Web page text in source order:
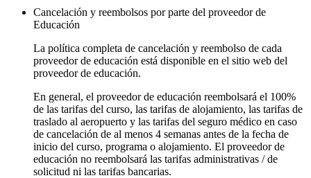
Cancelación y reembolsos por parte del proveedor de
Educación
La política completa de cancelación y reembolso de cada
proveedor de educación está disponible en el sitio web del
proveedor de educación.
En general, el proveedor de educación reembolsará el 100%
de las tarifas del curso, las tarifas de alojamiento, las tarifas de
traslado al aeropuerto y las tarifas del seguro médico en caso
de cancelación de al menos 4 semanas antes de la fecha de
inicio del curso, programa o alojamiento. El proveedor de
educación no reembolsará las tarifas administrativas / de
solicitud ni las tarifas bancarias.